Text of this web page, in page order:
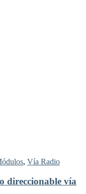
, Vía Radio
direccionable vía